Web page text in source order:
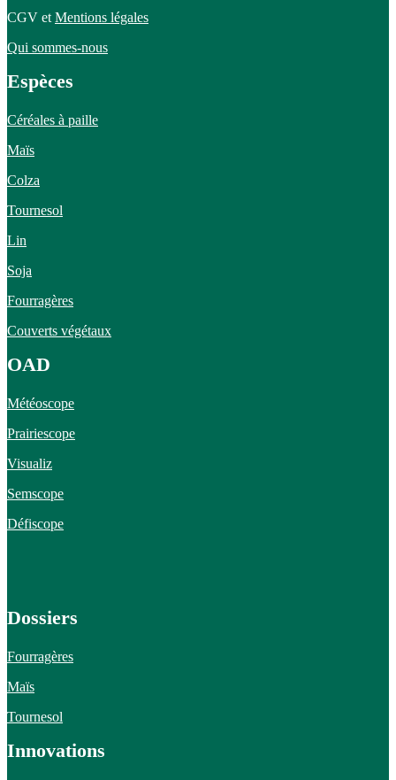
CGV et Mentions légales
Qui sommes-nous
Espèces
Céréales à paille
Maïs
Colza
Tournesol
Lin
Soja
Fourragères
Couverts végétaux
OAD
Météoscope
Prairiescope
Visualiz
Semscope
Défiscope
Dossiers
Fourragères
Maïs
Tournesol
Innovations